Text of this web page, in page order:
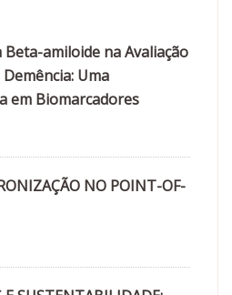
amiloide na Avaliação
Uma
em Biomarcadores
NO POINT-OF-